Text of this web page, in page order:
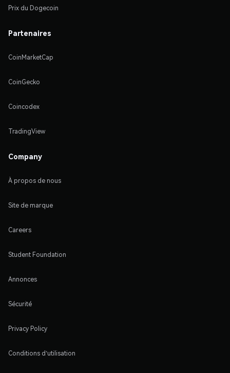
Prix du Dogecoin
Partenaires
CoinMarketCap
CoinGecko
Coincodex
TradingView
Company
À propos de nous
Site de marque
Careers
Student Foundation
Annonces
Sécurité
Privacy Policy
Conditions d'utilisation